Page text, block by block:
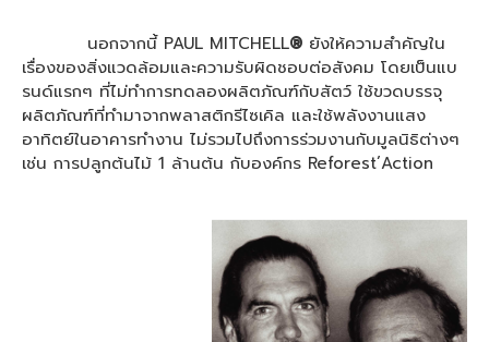
นอกจากนี้ PAUL MITCHELL® ยังให้ความสำคัญใน
เรื่องของสิ่งแวดล้อมและความรับผิดชอบต่อสังคม โดยเป็นแบ
รนด์แรกๆ ที่ไม่ทำการทดลองผลิตภัณฑ์กับสัตว์ ใช้ขวดบรรจุ
ผลิตภัณฑ์ที่ทำมาจากพลาสติกรีไซเคิล และใช้พลังงานแสง
อาทิตย์ในอาคารทำงาน ไม่รวมไปถึงการร่วมงานกับมูลนิธิต่างๆ
เช่น การปลูกต้นไม้ 1 ล้านต้น กับองค์กร Reforest’Action